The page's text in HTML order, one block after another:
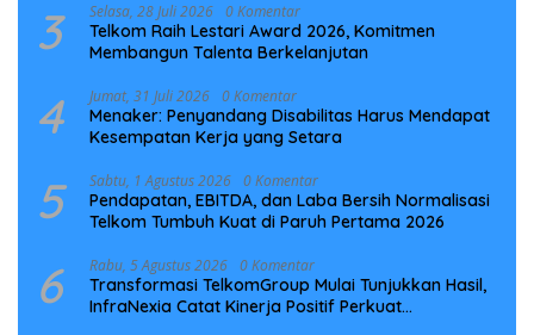
3 Selasa, 28 Juli 2026 0 Komentar
Telkom Raih Lestari Award 2026, Komitmen
Membangun Talenta Berkelanjutan
4 Jumat, 31 Juli 2026 0 Komentar
Menaker: Penyandang Disabilitas Harus Mendapat
Kesempatan Kerja yang Setara
5 Sabtu, 1 Agustus 2026 0 Komentar
Pendapatan, EBITDA, dan Laba Bersih Normalisasi
Telkom Tumbuh Kuat di Paruh Pertama 2026
6 Rabu, 5 Agustus 2026 0 Komentar
Transformasi TelkomGroup Mulai Tunjukkan Hasil,
InfraNexia Catat Kinerja Positif Perkuat